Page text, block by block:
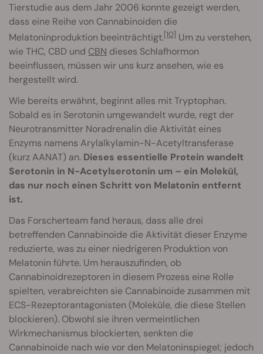
Tierstudie aus dem Jahr 2006 konnte gezeigt werden,
dass eine Reihe von Cannabinoiden die
Melatoninproduktion beeinträchtigt.[10] Um zu verstehen,
wie THC, CBD und CBN dieses Schlafhormon
beeinflussen, müssen wir uns kurz ansehen, wie es
hergestellt wird.
Wie bereits erwähnt, beginnt alles mit Tryptophan.
Sobald es in Serotonin umgewandelt wurde, regt der
Neurotransmitter Noradrenalin die Aktivität eines
Enzyms namens Arylalkylamin-N-Acetyltransferase
(kurz AANAT) an. Dieses essentielle Protein wandelt
Serotonin in N-Acetylserotonin um – ein Molekül,
das nur noch einen Schritt von Melatonin entfernt
ist.
Das Forscherteam fand heraus, dass alle drei
betreffenden Cannabinoide die Aktivität dieser Enzyme
reduzierte, was zu einer niedrigeren Produktion von
Melatonin führte. Um herauszufinden, ob
Cannabinoidrezeptoren in diesem Prozess eine Rolle
spielten, verabreichten sie Cannabinoide zusammen mit
ECS-Rezeptorantagonisten (Moleküle, die diese Stellen
blockieren). Obwohl sie ihren vermeintlichen
Wirkmechanismus blockierten, senkten die
Cannabinoide nach wie vor den Melatoninspiegel; jedoch